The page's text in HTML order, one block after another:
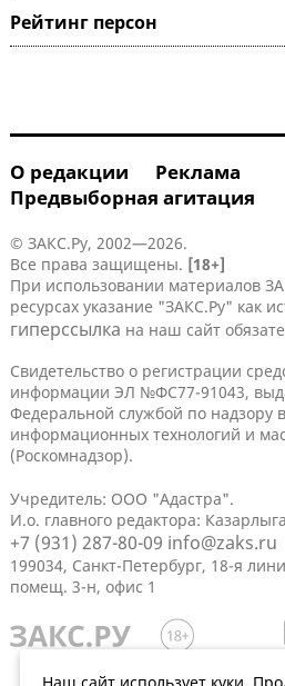
Рейтинг
О редакции
Реклама
Предвыборная агитация
© ЗАКС.Ру, 2002—2026.
Все права защищены. [18+]
При использовании материалов
ресурсах указание "ЗАКС.Ру" как
гиперссылка на наш сайт
Свидетельство о регистрации
информации ЭЛ №ФС77-91043,
Федеральной службой по надзору
информационных технологий и
(Роскомнадзор).
Учредитель: ООО "Адастра".
И.о. главного редактора:
+7 (931) 287-80-09 info@zaks.ru
199034, Санкт-Петербург, 18-я
помещ. 3-н, офис 1